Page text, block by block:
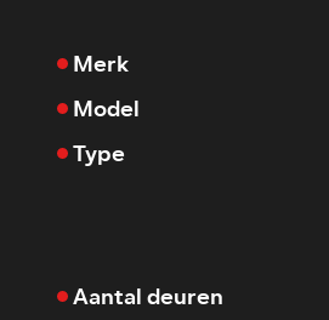
Merk
Model
Type
Aantal deuren